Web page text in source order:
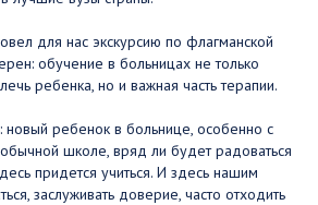
для нас экскурсию по флагманской
обучение в больницах не только
ребенка, но и важная часть терапии.
ребенок в больнице, особенно с
школе, вряд ли будет радоваться
придется учиться. И здесь нашим
заслуживать доверие, часто отходить